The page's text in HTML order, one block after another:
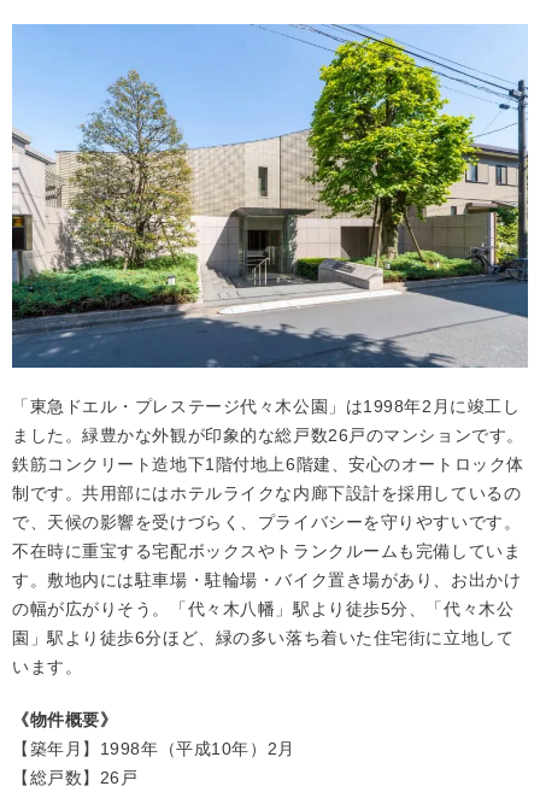
「東急ドエル・プレステージ代々木公園」は1998年2月に竣工し
ました。緑豊かな外観が印象的な総戸数26戸のマンションです。
鉄筋コンクリート造地下1階付地上6階建、安心のオートロック体
制です。共用部にはホテルライクな内廊下設計を採用しているの
で、天候の影響を受けづらく、プライバシーを守りやすいです。
不在時に重宝する宅配ボックスやトランクルームも完備していま
す。敷地内には駐車場・駐輪場・バイク置き場があり、お出かけ
の幅が広がりそう。「代々木八幡」駅より徒歩5分、「代々木公
園」駅より徒歩6分ほど、緑の多い落ち着いた住宅街に立地して
います。
《物件概要》
【築年月】1998年（平成10年）2月
【総戸数】26戸